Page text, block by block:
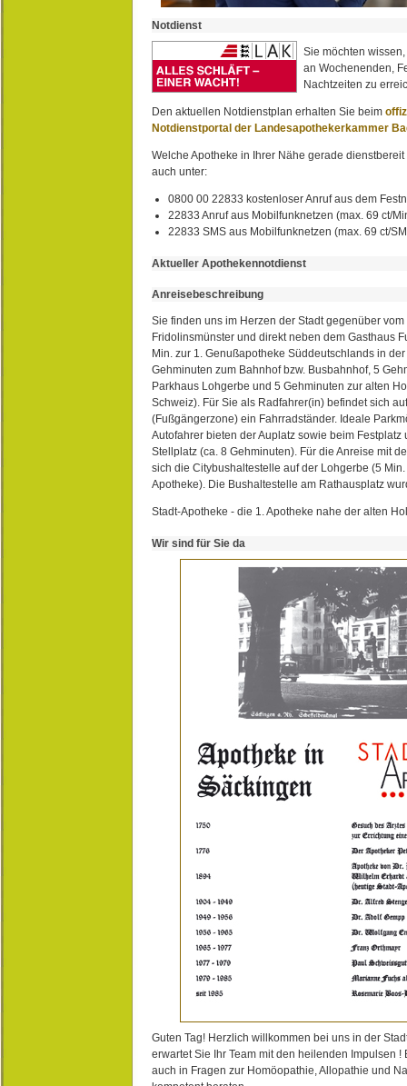
Notdienst
Sie möchten
an Wochenenden,
Nachtzeiten zu
Den aktuellen Notdienstplan erhalten Sie beim
Notdienstportal der Landesapothekerkammer
Welche Apotheke in Ihrer Nähe gerade
auch unter:
0800 00 22833 kostenloser Anruf aus dem
22833 Anruf aus Mobilfunknetzen (max. 69 ct/
22833 SMS aus Mobilfunknetzen (max. 69 ct/
Aktueller Apothekennotdienst
Anreisebeschreibung
Sie finden uns im Herzen der Stadt gegenüber
Fridolinsmünster und direkt neben dem Gasthaus
Min. zur 1. Genußapotheke Süddeutschlands in
Gehminuten zum Bahnhof bzw. Busbahnhof, 5
Parkhaus Lohgerbe und 5 Gehminuten zur alten
Schweiz). Für Sie als Radfahrer(in) befindet sich
(Fußgängerzone) ein Fahrradständer. Ideale
Autofahrer bieten der Auplatz sowie beim Festplatz
Stellplatz (ca. 8 Gehminuten). Für die Anreise mit
sich die Citybushaltestelle auf der Lohgerbe (5
Apotheke). Die Bushaltestelle am Rathausplatz
Stadt-Apotheke - die 1. Apotheke nahe der alten
Wir sind für Sie da
Guten Tag! Herzlich willkommen bei uns in der
erwartet Sie Ihr Team mit den heilenden Impulsen !
auch in Fragen zur Homöopathie, Allopathie und